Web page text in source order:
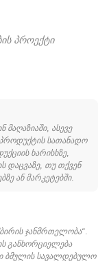
პროექტი
ასევე
სათანადო
ხარისხზე,
დაცვაზე, თუ თქვენ
ან მარკეტებში.
ჯანმრთელობა“.
განხორციელება
ბმულის სავალდებულო